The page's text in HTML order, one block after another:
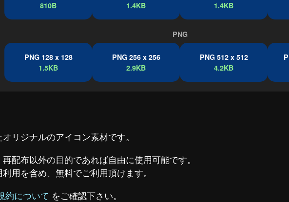
810B
1.4KB
1.4KB
PNG
PNG 128 x 128
1.5KB
PNG 256 x 256
2.9KB
PNG 512 x 512
4.2KB
リジナルのアイコン素材です。
配布以外の目的であれば自由に使用可能です。
用を含め、無料でご利用頂けます。
約について をご確認下さい。